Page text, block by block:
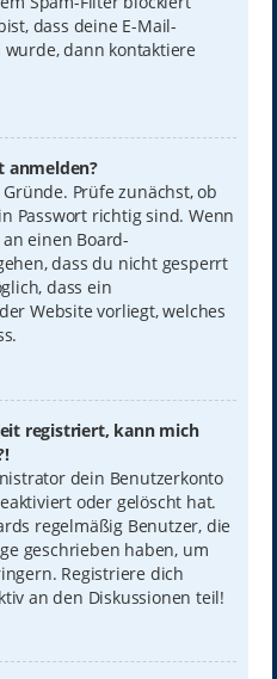
dass deine E-Mail-
dann kontaktiere
anmelden?
Prüfe zunächst, ob
Passwort richtig sind. Wenn
einen Board-
dass du nicht gesperrt
dass ein
Website vorliegt, welches
registriert, kann mich
dein Benutzerkonto
oder gelöscht hat.
regelmäßig Benutzer, die
geschrieben haben, um
Registriere dich
an den Diskussionen teil!